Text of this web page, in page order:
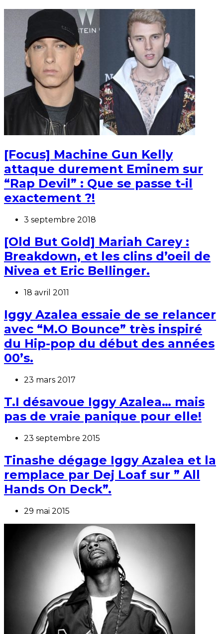
[Focus] Machine Gun Kelly
attaque durement Eminem sur
“Rap Devil” : Que se passe t-il
exactement ?!
3 septembre 2018
[Old But Gold] Mariah Carey :
Breakdown, et les clins d’oeil de
Nivea et Eric Bellinger.
18 avril 2011
Iggy Azalea essaie de se relancer
avec “M.O Bounce” très inspiré
du Hip-pop du début des années
00’s.
23 mars 2017
T.I désavoue Iggy Azalea… mais
pas de vraie panique pour elle!
23 septembre 2015
Tinashe dégage Iggy Azalea et la
remplace par Dej Loaf sur ” All
Hands On Deck”.
29 mai 2015